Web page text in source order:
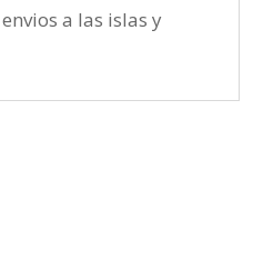
a las islas y